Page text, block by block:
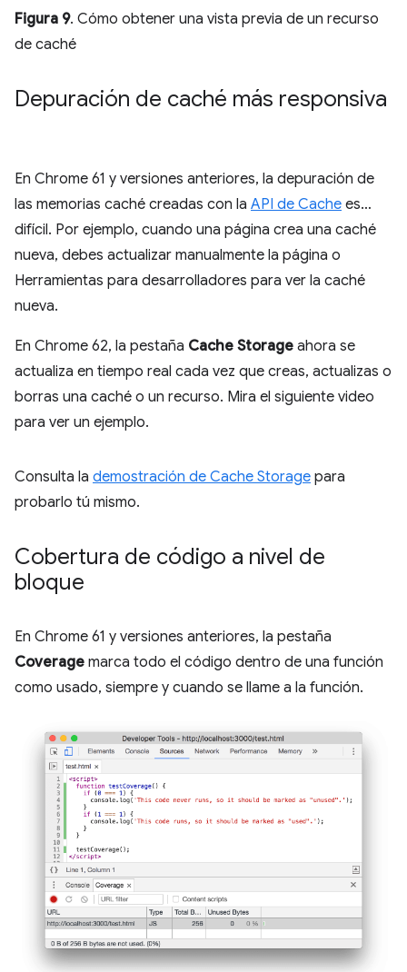
Figura 9. Cómo obtener una vista previa de un recurso
de caché
Depuración de caché más responsiva
En Chrome 61 y versiones anteriores, la depuración de
las memorias caché creadas con la API de Cache es…
difícil. Por ejemplo, cuando una página crea una caché
nueva, debes actualizar manualmente la página o
Herramientas para desarrolladores para ver la caché
nueva.
En Chrome 62, la pestaña Cache Storage ahora se
actualiza en tiempo real cada vez que creas, actualizas o
borras una caché o un recurso. Mira el siguiente video
para ver un ejemplo.
Consulta la demostración de Cache Storage para
probarlo tú mismo.
Cobertura de código a nivel de
bloque
En Chrome 61 y versiones anteriores, la pestaña
Coverage marca todo el código dentro de una función
como usado, siempre y cuando se llame a la función.